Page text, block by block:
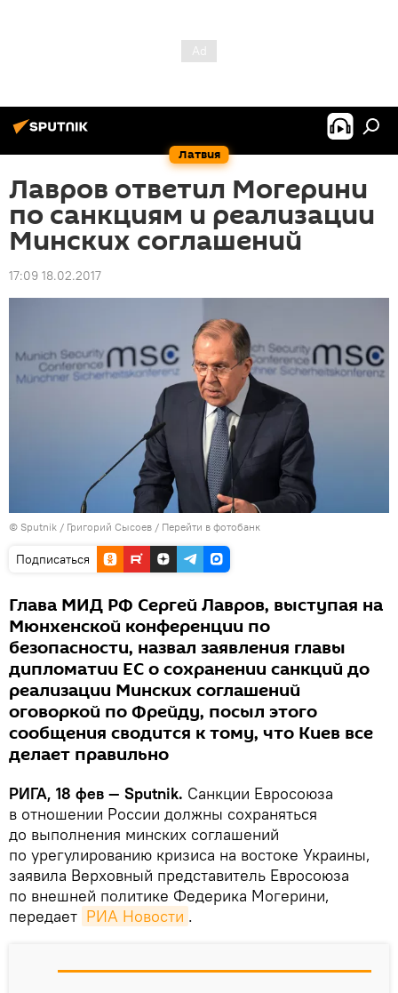
Латвия
Лавров ответил Могерини
по санкциям и реализации
Минских соглашений
17:09 18.02.2017
© Sputnik / Григорий Сысоев / Перейти в фотобанк
Подписаться
Глава МИД РФ Сергей Лавров, выступая на
Мюнхенской конференции по
безопасности, назвал заявления главы
дипломатии ЕС о сохранении санкций до
реализации Минских соглашений
оговоркой по Фрейду, посыл этого
сообщения сводится к тому, что Киев все
делает правильно
РИГА, 18 фев — Sputnik. Санкции Евросоюза
в отношении России должны сохраняться
до выполнения минских соглашений
по урегулированию кризиса на востоке Украины,
заявила Верховный представитель Евросоюза
по внешней политике Федерика Могерини,
передает РИА Новости .